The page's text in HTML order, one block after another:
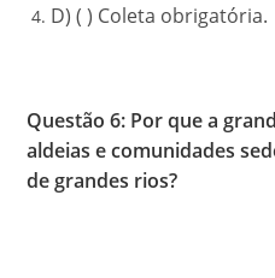
D) ( ) Coleta obrigatória.
Questão 6: Por que a
aldeias e comunidades
de grandes rios?